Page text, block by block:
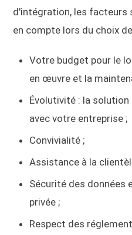
d'intégration, les facteurs
en compte lors du choix
Votre budget pour le
en œuvre et la
Évolutivité : la
avec votre entreprise ;
Convivialité ;
Assistance à la
Sécurité des données
privée ;
Respect des